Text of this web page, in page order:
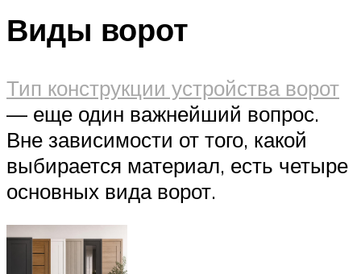
Виды ворот
Тип конструкции устройства ворот
— еще один важнейший вопрос.
Вне зависимости от того, какой
выбирается материал, есть четыре
основных вида ворот.